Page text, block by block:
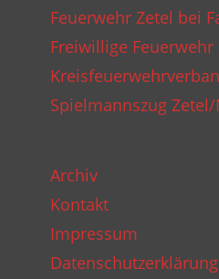
Feuerwehr Zetel bei
Freiwillige
Spielmannszug
Archiv
Kontakt
Impressum
Datenschutzerklärung